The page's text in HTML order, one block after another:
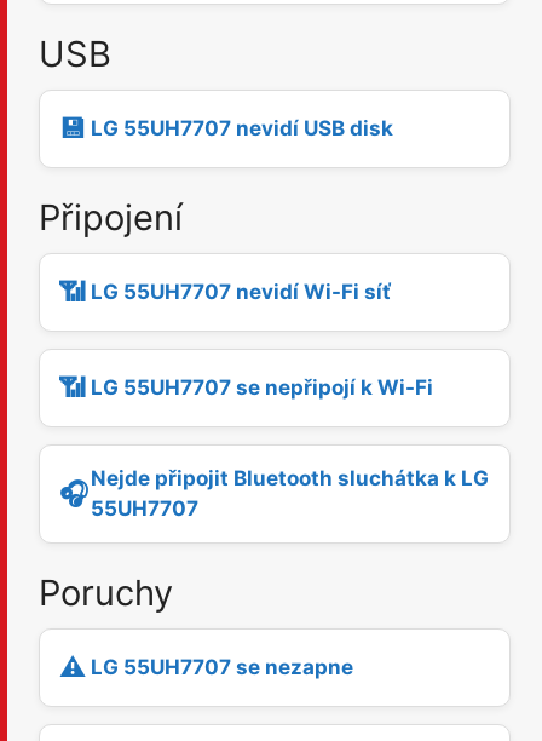
USB
💾 LG 55UH7707 nevidí USB disk
Připojení
📶 LG 55UH7707 nevidí Wi-Fi síť
📶 LG 55UH7707 se nepřipojí k Wi-Fi
🎧Nejde připojit Bluetooth sluchátka k LG
55UH7707
Poruchy
⚠️ LG 55UH7707 se nezapne